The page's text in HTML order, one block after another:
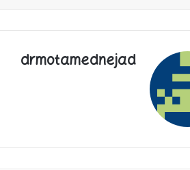
drmotamednejad